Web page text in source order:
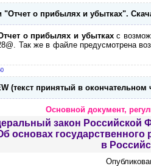
"Отчет о прибылях и убытках".
о прибылях и убыткахс
Так же в файле предусмотрена
(текст принятый в
Основной документ,
закон Российской
основах государственного
в